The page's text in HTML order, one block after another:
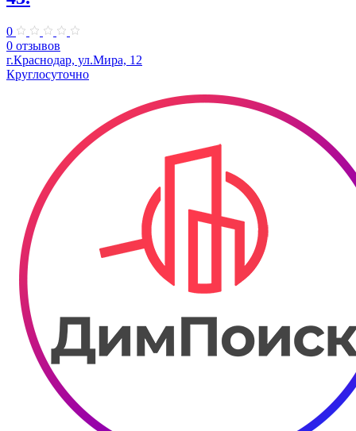
0
0 отзывов
г.Краснодар, ул.Мира, 12
Круглосуточно